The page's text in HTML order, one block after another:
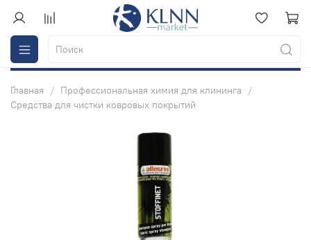
Главная
Профессиональная химия для клининга
Средства для чистки ковровых покрытий